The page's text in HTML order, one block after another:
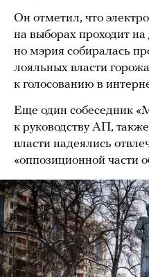
Он отметил, что
на выборах проходит
но мэрия собиралась
лояльных власти
к голосованию в
Еще один собеседник
к руководству АП,
власти надеялись
«оппозиционной части